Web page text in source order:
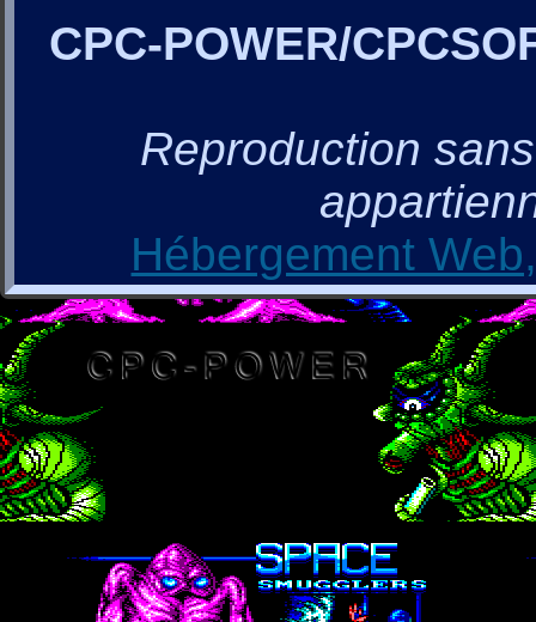
CPC-POWER/
Reproduction
Hébergement